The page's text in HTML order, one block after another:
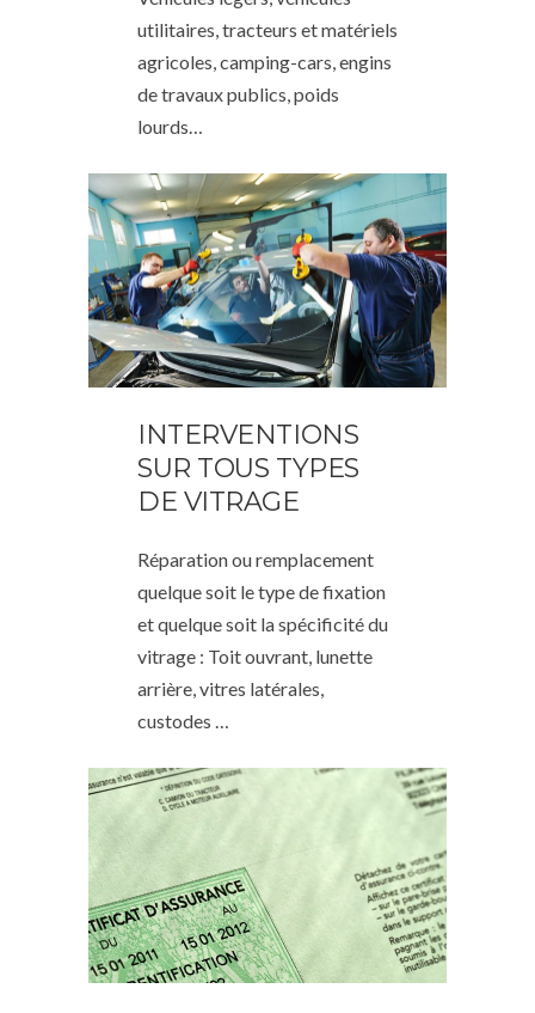
utilitaires, tracteurs et matériels
agricoles, camping-cars, engins
de travaux publics, poids
lourds…
INTERVENTIONS
SUR TOUS TYPES
DE VITRAGE
Réparation ou remplacement
quelque soit le type de fixation
et quelque soit la spécificité du
vitrage : Toit ouvrant, lunette
arrière, vitres latérales,
custodes …